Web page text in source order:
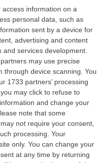
information on a
personal data, such as
sent by a device for
advertising and content
services development.
may use precise
through device scanning. You
1733 partners’ processing
may click to refuse to
and change your
note that some
not require your consent,
processing. Your
only. You can change your
at any time by returning
il regalo
che interrompe
a Roccella
che il
gradito